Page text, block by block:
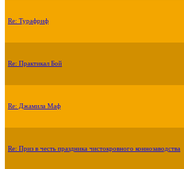
Re: Турафриф
Re: Практикал Бой
Re: Джамила Маф
Re: Приз в честь праздника чистокровного коннозаводства